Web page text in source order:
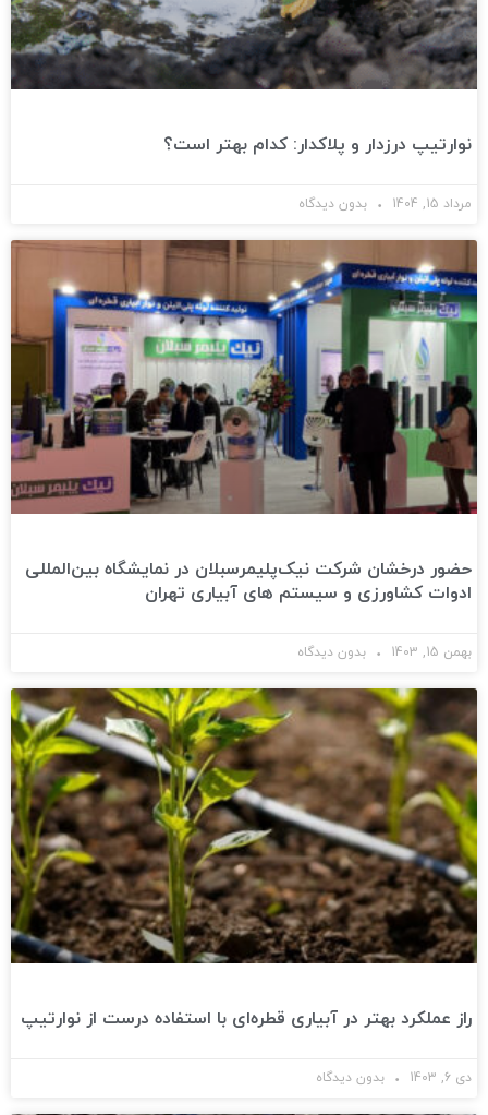
نوارتیپ درزدار و پلاکدار: کدام بهتر است؟
مرداد 15, 1404 بدون دیدگاه
حضور درخشان شرکت نیک‌پلیمر‌سبلان در نمایشگاه بین‌المللی
ادوات کشاورزی و سیستم‌ های آبیاری تهران
بهمن 15, 1403 بدون دیدگاه
راز عملکرد بهتر در آبیاری قطره‌ای با استفاده درست از نوارتیپ
دی 6, 1403 بدون دیدگاه